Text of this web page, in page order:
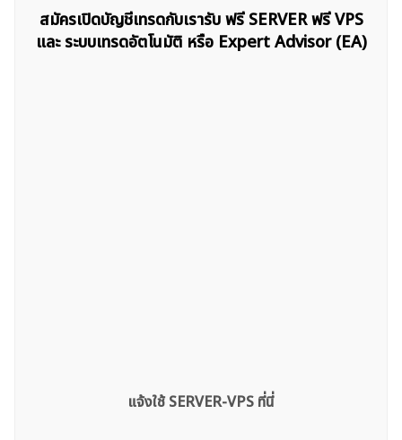
ค้นหา
สำหรับ:
สมัครเปิดบัญชีเทรดกับเรารับ ฟรี SERVER ฟรี VPS
และ ระบบเทรดอัตโนมัติ หรือ Expert Advisor (EA)
แจ้งใช้ SERVER-VPS ที่นี่